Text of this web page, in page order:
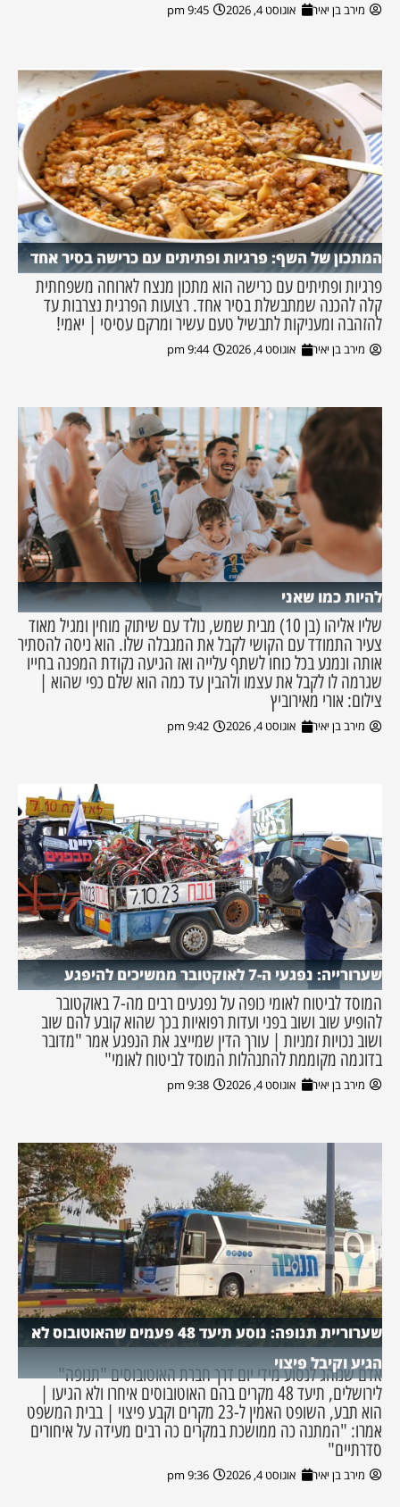
מירב בן יאיר אוגוסט 4, 2026 9:45 pm
המתכון של השף: פרגיות ופתיתים עם כרישה בסיר אחד
פרגיות ופתיתים עם כרישה הוא מתכון מנצח לארוחה משפחתית
קלה להכנה שמתבשלת בסיר אחד. רצועות הפרגית נצרבות עד
להזהבה ומעניקות לתבשיל טעם עשיר ומרקם עסיסי | יאמי!
מירב בן יאיר אוגוסט 4, 2026 9:44 pm
להיות כמו שאני
שליו אליהו (בן 10) מבית שמש, נולד עם שיתוק מוחין ומגיל מאוד
צעיר התמודד עם הקושי לקבל את המגבלה שלו. הוא ניסה להסתיר
אותה ונמנע בכל כוחו לשתף עלייה ואז הגיעה נקודת המפנה בחייו
שגרמה לו לקבל את עצמו ולהבין עד כמה הוא שלם כפי שהוא |
צילום: אורי מאירוביץ
מירב בן יאיר אוגוסט 4, 2026 9:42 pm
שערורייה: נפגעי ה-7 לאוקטובר ממשיכים להיפגע
המוסד לביטוח לאומי כופה על נפגעים רבים מה-7 באוקטובר
להופיע שוב ושוב בפני ועדות רפואיות בכך שהוא קובע להם שוב
ושוב נכויות זמניות | עורך הדין שמייצג את הנפגע אמר "מדובר
בדוגמה מקוממת להתנהלות המוסד לביטוח לאומי"
מירב בן יאיר אוגוסט 4, 2026 9:38 pm
שערוריית תנופה: נוסע תיעד 48 פעמים שהאוטובוס לא
הגיע וקיבל פיצוי
אדם שנוהג לנסוע מידי יום דרך חברת האוטובוסים "תנופה"
לירושלים, תיעד 48 מקרים בהם האוטובוסים איחרו ולא הגיעו |
הוא תבע, השופט האמין ל-23 מקרים וקבע פיצוי | בבית המשפט
אמרו: "המתנה כה ממושכת במקרים כה רבים מעידה על איחורים
סדרתיים"
מירב בן יאיר אוגוסט 4, 2026 9:36 pm